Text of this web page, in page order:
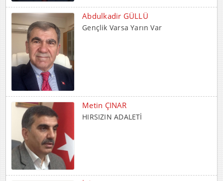
Metin ÇINAR
HIRSIZIN ADALETİ
İrfan CENGER
İnsani Değerlerin Temeli Ailede Atılır
Mehmet BOZDEMİR